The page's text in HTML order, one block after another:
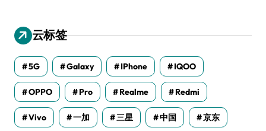
云标签
5G Galaxy IPhone IQOO
OPPO Pro Realme Redmi
Vivo 一加 三星 中国 京东